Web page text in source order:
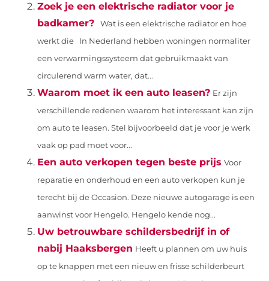
Zoek je een elektrische radiator voor je
badkamer?
Wat is een elektrische radiator en hoe
werkt die In Nederland hebben woningen normaliter
een verwarmingssysteem dat gebruikmaakt van
circulerend warm water, dat...
Waarom moet ik een auto leasen? Er zijn
verschillende redenen waarom het interessant kan zijn
om auto te leasen. Stel bijvoorbeeld dat je voor je werk
vaak op pad moet voor...
Een auto verkopen tegen beste prijs Voor
reparatie en onderhoud en een auto verkopen kun je
terecht bij de Occasion. Deze nieuwe autogarage is een
aanwinst voor Hengelo. Hengelo kende nog...
Uw betrouwbare schildersbedrijf in of
nabij Haaksbergen Heeft u plannen om uw huis
op te knappen met een nieuw en frisse schilderbeurt